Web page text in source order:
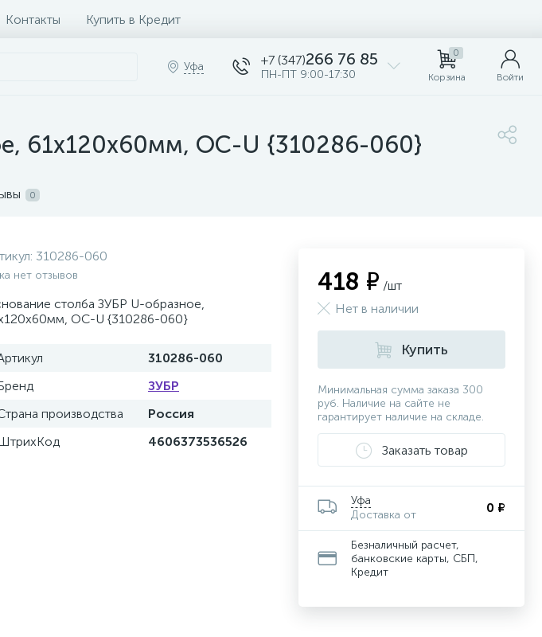
Контакты Купить в Кредит
Уфа +7 (347)266 76 85
ПН-ПТ 9:00-17:30
0
Корзина Войти
61х120х60мм, ОС-U {310286-060}
0
310286-060
нет отзывов
столба ЗУБР U-образное,
ОС-U {310286-060}
310286-060
ЗУБР
производства
Россия
4606373536526
418 ₽ /шт
Нет в наличии
Купить
Минимальная сумма заказа 300
руб. Наличие на сайте не
гарантирует наличие на складе.
Заказать товар
Уфа
Доставка от
0 ₽
Безналичный расчет,
банковские карты, СБП,
Кредит